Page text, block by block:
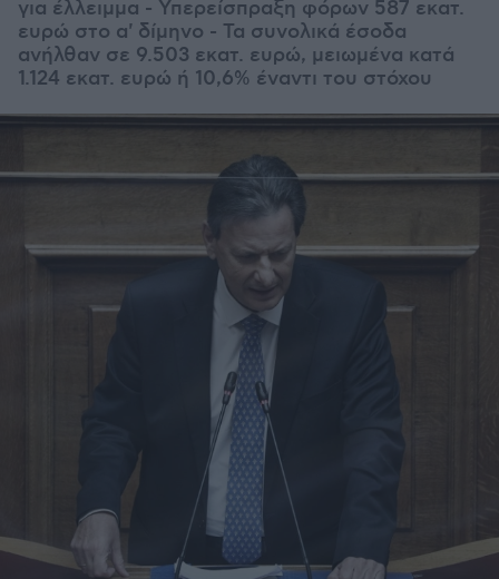
για έλλειμμα - Υπερείσπραξη φόρων 587 εκατ.
ευρώ στο α' δίμηνο - Τα συνολικά έσοδα
ανήλθαν σε 9.503 εκατ. ευρώ, μειωμένα κατά
1.124 εκατ. ευρώ ή 10,6% έναντι του στόχου